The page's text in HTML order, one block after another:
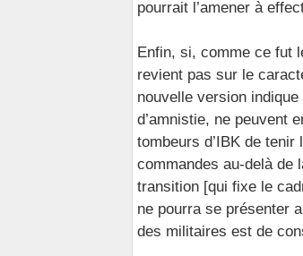
pourrait l’amener à
Enfin, si, comme ce fut
revient pas sur le
nouvelle version
d’amnistie, ne peuvent
tombeurs d’IBK de
commandes au-delà de
transition [qui fixe le
ne pourra se présenter
des militaires est de